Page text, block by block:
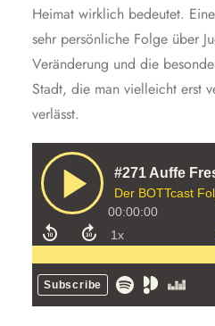
Heimat wirklich bedeutet.
sehr persönliche Folge über
Veränderung und die
Stadt, die man vielleicht erst
verlässt.